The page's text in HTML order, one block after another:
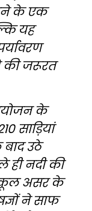
के एक
यह
की जरूरत
के
साड़ियां
बाद उठे
ही नदी की
असर के
ने साफ